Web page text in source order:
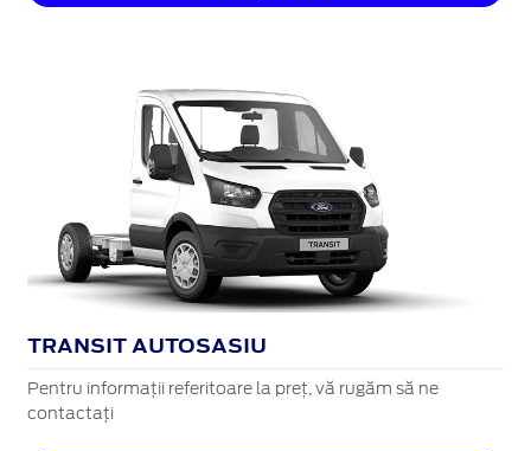
TRANSIT AUTOSASIU
Pentru informații referitoare la preț, vă rugăm să ne
contactați